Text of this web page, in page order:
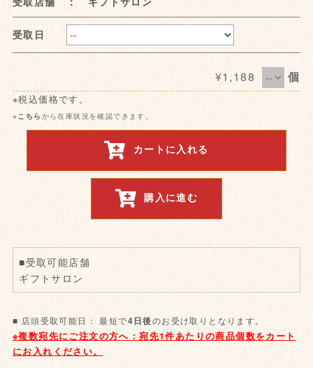
受取日
¥1,188 個
※税込価格です。
※こちら から在庫状況を確認できます。
カートに入れる
購入に進む
■受取可能店舗
ギフトサロン
■ 店頭受取可能日： 最短で4日後のお受け取りとなります。